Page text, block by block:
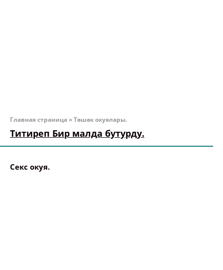
Главная страница »Төшөк окуялары.
Титиреп Бир малда бутурду.
Секс окуя.